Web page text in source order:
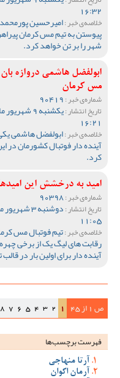
16:32
خلاصه‌ی خبر :امیرحسین
پیوستن به تیم مس کرمان
شهر را بر تن خواهد کرد.
ابولفضل هاشمی دروازه
مس کرمان
شماره‌ی خبر :
تاریخ انتشار :
16:21
خلاصه‌ی خبر :ابولفضل هاشمی یکی
آینده دار فوتبال کشورمان
کرد.
امید به درخشش این
شماره‌ی خبر :
تاریخ انتشار :
11:05
خلاصه‌ی خبر :تیم فوتبال مس
رقابت های لیگ یک از برخی
آینده دار برای اولین بار در
ص 1 از 45 1
2
3
4
5
6
7
8
فهرست برچسب‌ها
آرتا منهاجی
آرمان اکوان